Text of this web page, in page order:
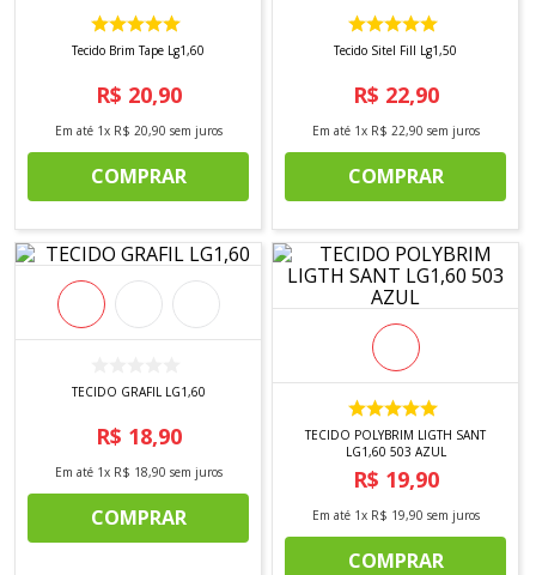
Tecido Brim Tape Lg1,60
R$ 20,90
Em até 1x R$ 20,90 sem juros
COMPRAR
Tecido Sitel Fill Lg1,50
R$ 22,90
Em até 1x R$ 22,90 sem juros
COMPRAR
TECIDO GRAFIL LG1,60
R$ 18,90
Em até 1x R$ 18,90 sem juros
COMPRAR
TECIDO POLYBRIM LIGTH SANT
LG1,60 503 AZUL
R$ 19,90
Em até 1x R$ 19,90 sem juros
COMPRAR
tecido oxford
toalha mesa